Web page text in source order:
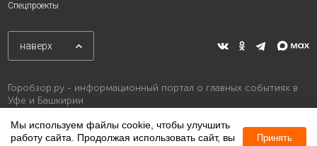
Спецпроекты
наверх
Горобзор.ру - информационный портал о главных событиях в
Уфе и Башкирии
Мы используем файлы cookie, чтобы улучшить
работу сайта. Продолжая использовать сайт, вы
Принять